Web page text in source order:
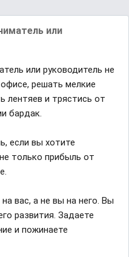
или
или руководитель не
решать мелкие
лентяев и трястись от
бардак.
если вы хотите
только прибыль от
вас, а не вы на него. Вы
развития. Задаете
и пожинаете